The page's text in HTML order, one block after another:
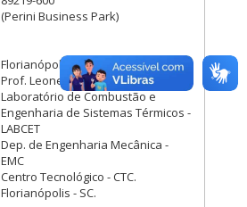
(Perini Business Park)
Florianópolis:
Prof. Leonel R Cancino.
Laboratório de Combustão e
Engenharia de Sistemas Térmicos -
LABCET
Dep. de Engenharia Mecânica -
EMC
Centro Tecnológico - CTC.
Florianópolis - SC.